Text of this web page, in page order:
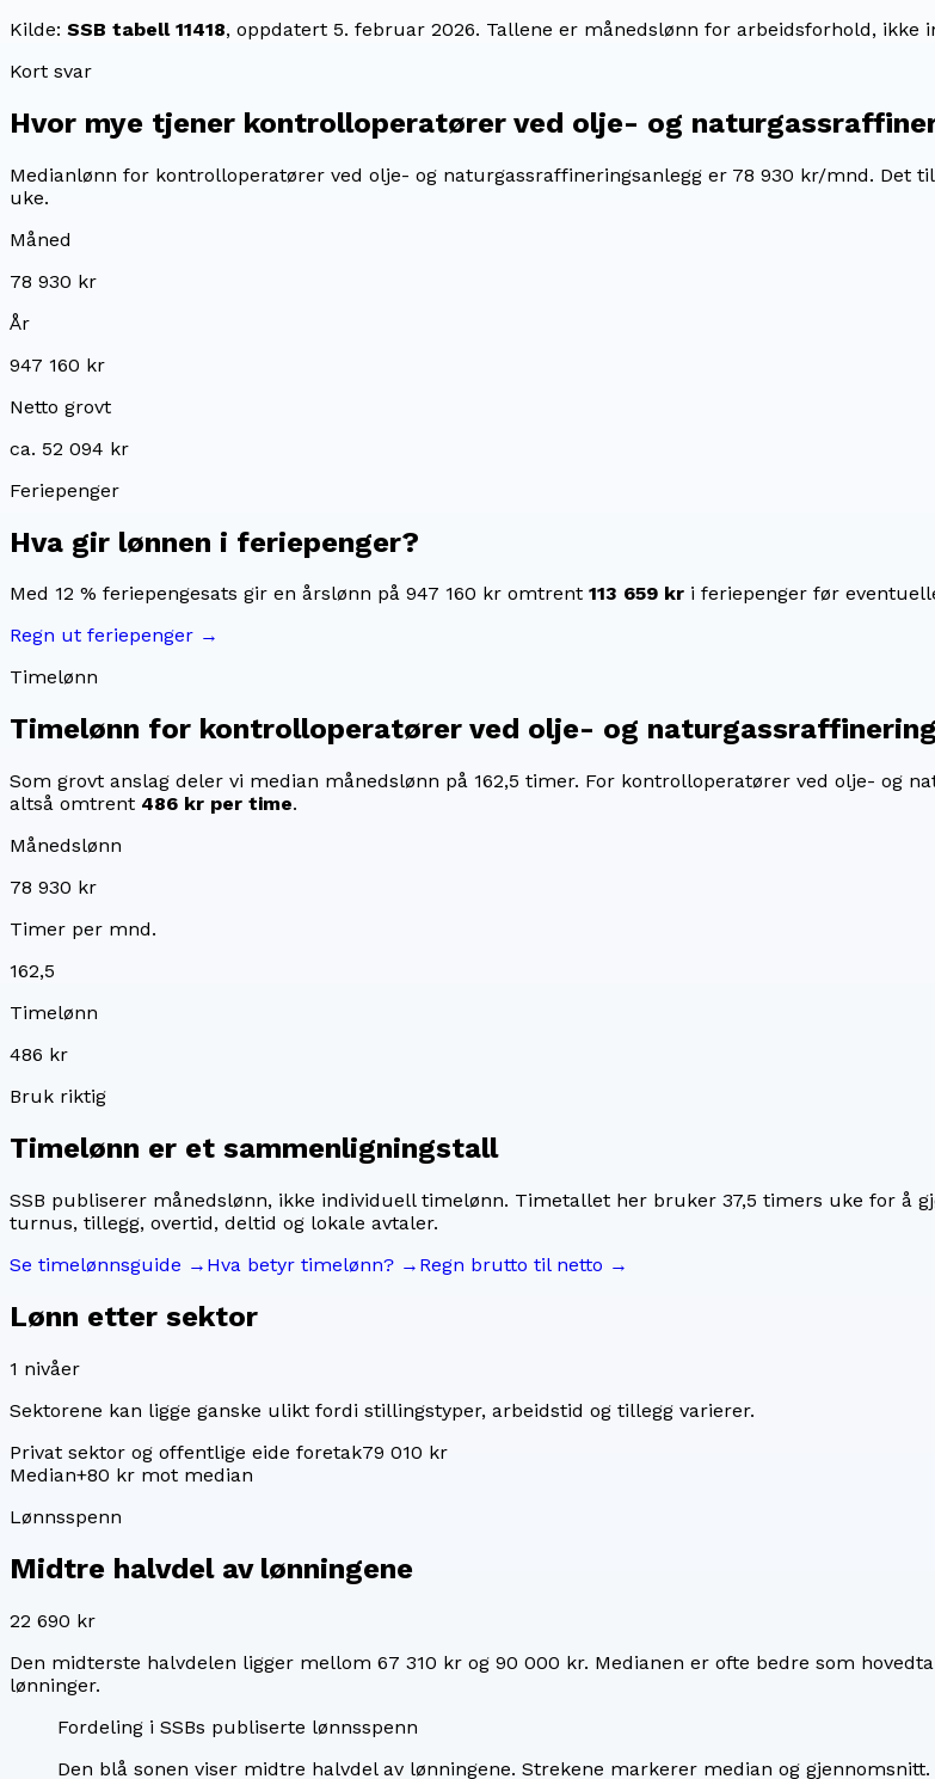
Kilde: SSB tabell 11418, oppdatert 5. februar 2026. Tallene er månedslønn for arbeidsforhold, ikke
Kort svar
Hvor mye tjener kontrolloperatører ved olje- og
Medianlønn for kontrolloperatører ved olje- og naturgassraffineringsanlegg er 78 930 kr/mnd. Det
uke.
Måned
78 930 kr
År
947 160 kr
Netto grovt
ca. 52 094 kr
Feriepenger
Hva gir lønnen i feriepenger?
Med 12 % feriepengesats gir en årslønn på 947 160 kr omtrent 113 659 kr i feriepenger før
Regn ut feriepenger →
Timelønn
Timelønn for kontrolloperatører ved olje- og
Som grovt anslag deler vi median månedslønn på 162,5 timer. For kontrolloperatører ved olje- og
altså omtrent 486 kr per time.
Månedslønn
78 930 kr
Timer per mnd.
162,5
Timelønn
486 kr
Bruk riktig
Timelønn er et sammenligningstall
SSB publiserer månedslønn, ikke individuell timelønn. Timetallet her bruker 37,5 timers uke for å
turnus, tillegg, overtid, deltid og lokale avtaler.
Se timelønnsguide → Hva betyr timelønn? → Regn brutto til netto →
Lønn etter sektor
1 nivåer
Sektorene kan ligge ganske ulikt fordi stillingstyper, arbeidstid og tillegg varierer.
Privat sektor og offentlige eide foretak79 010 kr
Median+80 kr mot median
Lønnsspenn
Midtre halvdel av lønningene
22 690 kr
Den midterste halvdelen ligger mellom 67 310 kr og 90 000 kr. Medianen er ofte bedre som
lønninger.
Fordeling i SSBs publiserte lønnsspenn
Den blå sonen viser midtre halvdel av lønningene. Strekene markerer median og gjennomsnitt.